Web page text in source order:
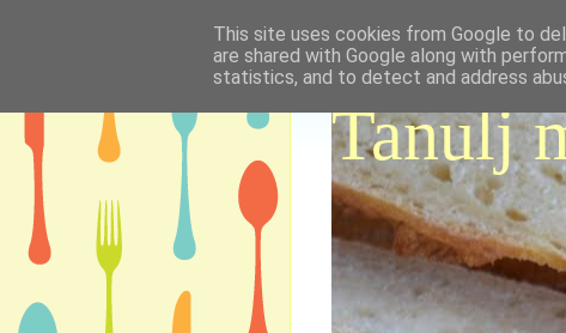
Tanulj
This site uses cookies from Google to
are shared with Google along with
statistics, and to detect and address